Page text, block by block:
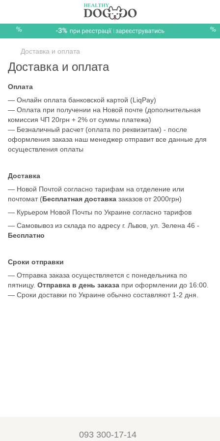
Доставка и оплата
Доставка и оплата
Оплата
— Онлайн оплата банковской картой (LiqPay)
— Оплата при получении на Новой почте (дополнительная
комиссия ЧП 20грн + 2% от суммы платежа)
— Безналичный расчет (оплата по реквизитам) - после
оформления заказа наш менеджер отправит все данные для
осуществления оплаты
Доставка
— Новой Почтой согласно тарифам на отделение или
почтомат (Бесплатная доставка заказов от 2000грн)
— Курьером Новой Почты по Украине согласно тарифов
— Самовывоз из склада по адресу г. Львов, ул. Зелена 46 -
Бесплатно
Сроки отправки
— Отправка заказа осуществляется с понедельника по
пятницу. Отправка в день заказа при оформлении до 16:00.
— Сроки доставки по Украине обычно составляют 1-2 дня.
093 300-17-14